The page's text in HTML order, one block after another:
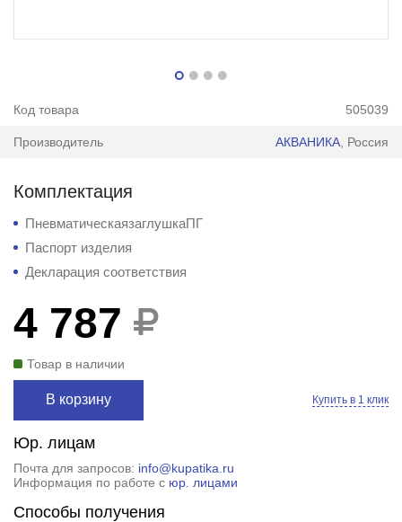
Код товара 505039
Производитель АКВАНИКА , Россия
Комплектация
ПневматическаязаглушкаПГ
Паспорт изделия
Декларация соответствия
4 787
Товар в наличии
В корзину Купить в 1 клик
Юр. лицам
Почта для запросов: info@kupatika.ru
Информация по работе с юр. лицами
Способы получения